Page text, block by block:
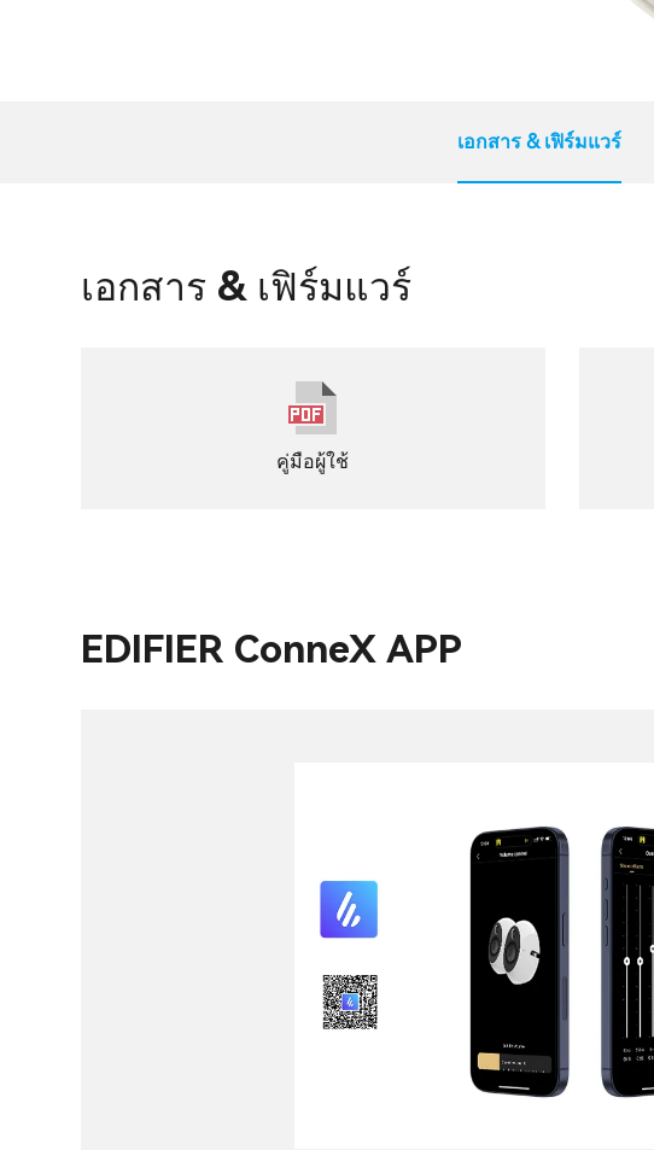
เอกสาร & เฟิร์มแวร์
เอกสาร & เฟิร์มแวร์
คู่มือผู้ใช้
EDIFIER ConneX APP